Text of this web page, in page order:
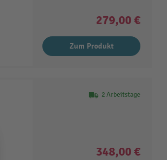
279,00 €
Zum Produkt
2 Arbeitstage
348,00 €